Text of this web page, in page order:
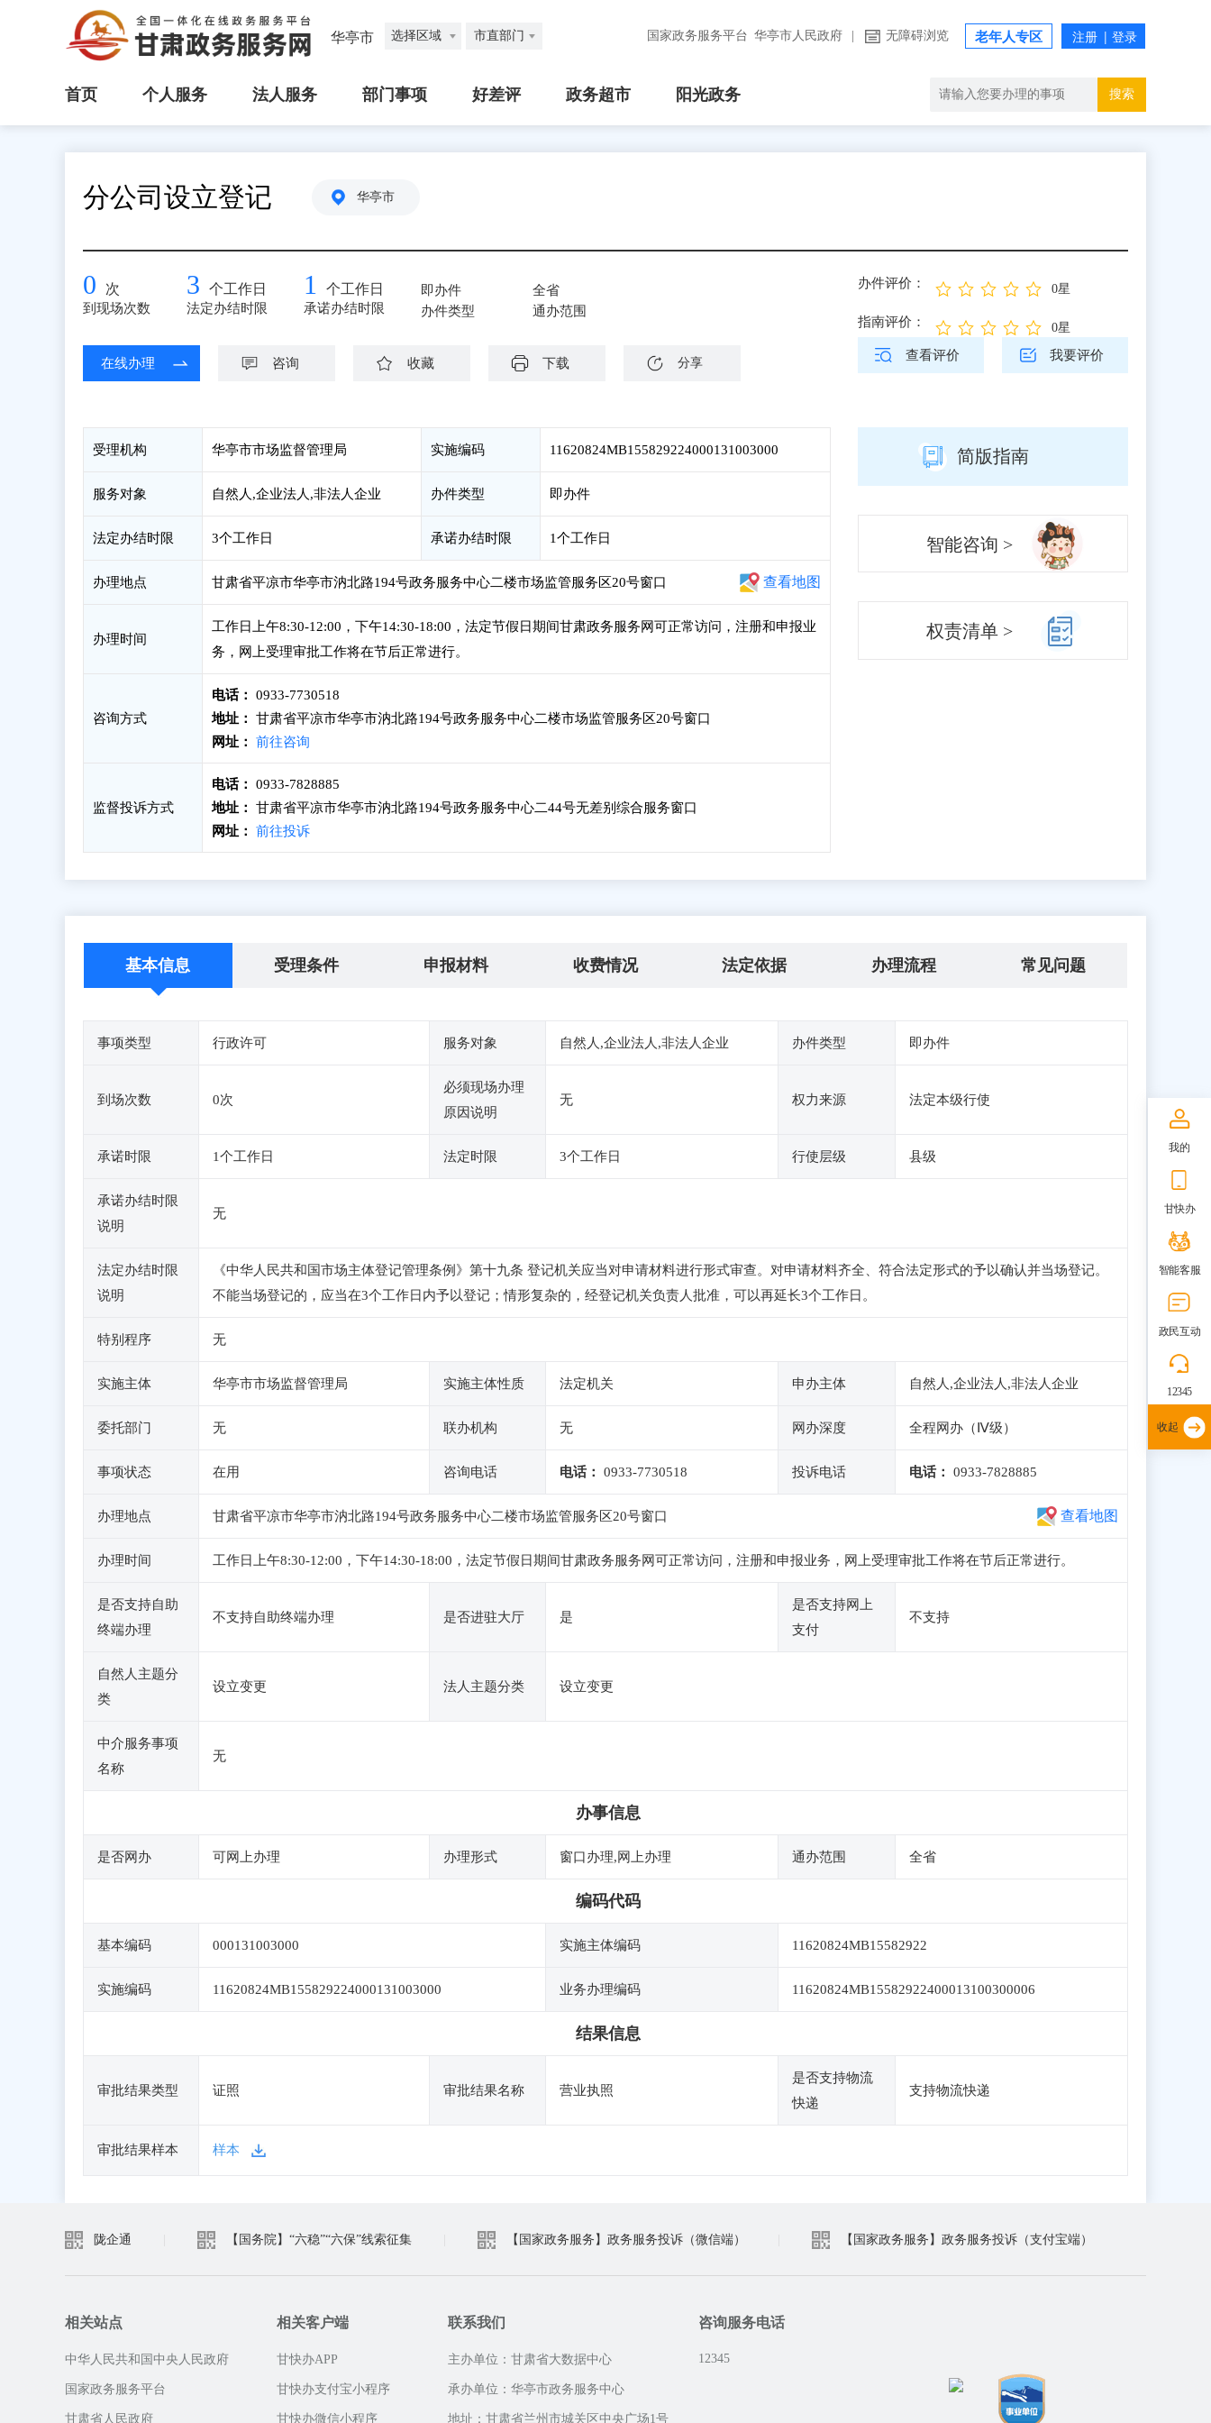
华亭市 选择区域 市直部门 国家政务服务平台 华亭市人民政府 无障碍浏览 老年人专区
首页 个人服务 法人服务 部门事项 好差评 政务超市 阳光政务 搜索
分公司设立登记 华亭市
0 次
到现场次数
3 个工作日
法定办结时限
1 个工作日
承诺办结时限
即办件
办件类型
全省
通办范围
在线办理 咨询 收藏 下载 分享
办件评价： 0星
指南评价： 0星
查看评价 我要评价
受理机构 华亭市市场监督管理局 实施编码 11620824MB155829224000131003000
服务对象 自然人,企业法人,非法人企业 办件类型 即办件
法定办结时限 3个工作日 承诺办结时限 1个工作日
办理地点 甘肃省平凉市华亭市汭北路194号政务服务中心二楼市场监管服务区20号窗口 查看地图
办理时间
工作日上午8:30-12:00，下午14:30-18:00，法定节假日期间甘肃政务服务网可正常访问，注册和申报业
务，网上受理审批工作将在节后正常进行。
咨询方式
电话：
0933-7730518
地址：
甘肃省平凉市华亭市汭北路194号政务服务中心二楼市场监管服务区20号窗口
网址：
前往咨询
监督投诉方式
电话：
0933-7828885
地址：
甘肃省平凉市华亭市汭北路194号政务服务中心二44号无差别综合服务窗口
网址：
前往投诉
简版指南
智能咨询 >
权责清单 >
基本信息 受理条件 申报材料 收费情况 法定依据 办理流程 常见问题
事项类型 行政许可 服务对象 自然人,企业法人,非法人企业 办件类型 即办件
到场次数 0次
必须现场办理
原因说明
无 权力来源 法定本级行使
承诺时限 1个工作日 法定时限 3个工作日 行使层级 县级
承诺办结时限
说明
无
法定办结时限
说明
《中华人民共和国市场主体登记管理条例》第十九条 登记机关应当对申请材料进行形式审查。对申请材料齐全、符合法定形式的予以确认并当场登记。
不能当场登记的，应当在3个工作日内予以登记；情形复杂的，经登记机关负责人批准，可以再延长3个工作日。
特别程序 无
实施主体 华亭市市场监督管理局 实施主体性质 法定机关 申办主体 自然人,企业法人,非法人企业
委托部门 无 联办机构 无 网办深度 全程网办（Ⅳ级）
事项状态 在用 咨询电话 电话： 0933-7730518 投诉电话 电话： 0933-7828885
办理地点 甘肃省平凉市华亭市汭北路194号政务服务中心二楼市场监管服务区20号窗口 查看地图
办理时间 工作日上午8:30-12:00，下午14:30-18:00，法定节假日期间甘肃政务服务网可正常访问，注册和申报业务，网上受理审批工作将在节后正常进行。
是否支持自助
终端办理
不支持自助终端办理 是否进驻大厅 是
是否支持网上
支付
不支持
自然人主题分
类
设立变更 法人主题分类 设立变更
中介服务事项
名称
无
办事信息
是否网办 可网上办理 办理形式 窗口办理,网上办理 通办范围 全省
编码代码
基本编码 000131003000 实施主体编码 11620824MB15582922
实施编码 11620824MB155829224000131003000 业务办理编码 11620824MB15582922400013100300006
结果信息
审批结果类型 证照 审批结果名称 营业执照
是否支持物流
快递
支持物流快递
审批结果样本 样本
陇企通 【国务院】“六稳”“六保”线索征集 【国家政务服务】政务服务投诉（微信端） 【国家政务服务】政务服务投诉（支付宝端）
相关站点
中华人民共和国中央人民政府
国家政务服务平台
甘肃省人民政府
相关客户端
甘快办APP
甘快办支付宝小程序
甘快办微信小程序
联系我们
主办单位：甘肃省大数据中心
承办单位：华亭市政务服务中心
地址：甘肃省兰州市城关区中央广场1号
咨询服务电话
12345
我的
甘快办
智能客服
政民互动
12345
收起